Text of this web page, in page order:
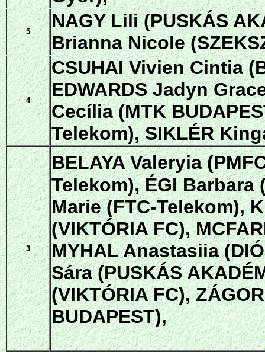
5
NAGY Lili (PUSKÁS
Brianna Nicole
4
CSUHAI Vivien Cintia
EDWARDS Jadyn
Cecília (MTK
Telekom), SIKLÉR
3
BELAYA Valeryia
Telekom), ÉGI Barbara
Marie (FTC-Telekom),
(VIKTÓRIA FC),
MYHAL Anastasiia
Sára (PUSKÁS
(VIKTÓRIA FC),
BUDAPEST),